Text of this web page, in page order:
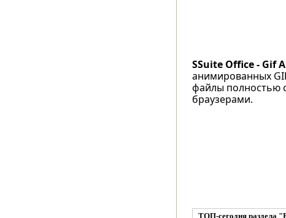
SSuite Office - Gif
анимированных
файлы полностью
браузерами.
ТОП-сегодня раздела